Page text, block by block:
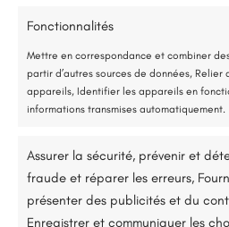
Fonctionnalités
Mettre en correspondance et combiner
partir d’autres sources de données, Relier
appareils, Identifier les appareils en
informations transmises automatiquement.
Assurer la sécurité, prévenir et
fraude et réparer les erreurs,
présenter des publicités et du
Enregistrer et communiquer les
Nous réaliserons un
ensemble le dossier pour
énergétiques disponibles.
Étape 4
Visite technique et
Jusqu’à 80% de